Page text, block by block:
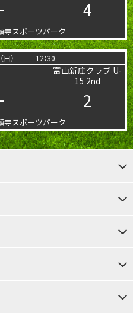
4
寺スポーツパーク
） 12：30
2
富山新庄クラブ U-
15 2nd
寺スポーツパーク